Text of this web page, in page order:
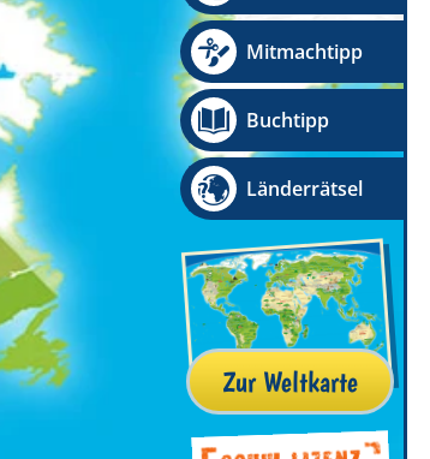
Mitmachtipp
Buchtipp
Länderrätsel
Zur Weltkarte